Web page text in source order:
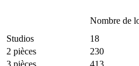
Nombre de
Studios
18
2 pièces
230